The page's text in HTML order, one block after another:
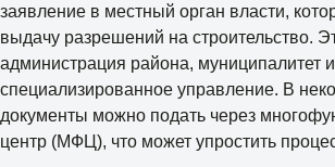
заявление в местный орган власти,
выдачу разрешений на строительство.
администрация района, муниципалитет
специализированное управление. В
документы можно подать через
центр (МФЦ), что может упростить